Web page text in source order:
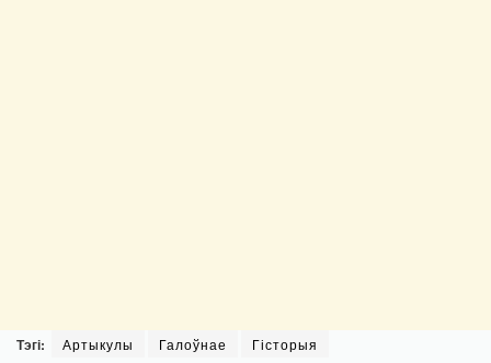
Тэгі: Артыкулы Галоўнае Гісторыя